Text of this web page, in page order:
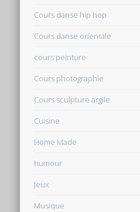
Cours danse hip hop
Cours danse orientale
cours peinture
Cours photographie
Cours sculpture argile
Cuisine
Home Made
humour
Jeux
Musique